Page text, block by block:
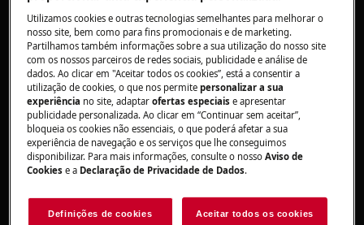
provenientes de arestas afiadas.
AVISO!RISCO DE LESÃO OCULAR
Utilizamos cookies e outras tecnologias semelhantes para melhorar o
nosso site, bem como para fins promocionais e de marketing.
Partilhamos também informações sobre a sua utilização do nosso site
com os nossos parceiros de redes sociais, publicidade e análise de
dados. Ao clicar em "Aceitar todos os cookies”, está a consentir a
utilização de cookies, o que nos permitepersonalizar a sua
experiência no site, adaptarofertas especiaise apresentar
publicidade personalizada. Ao clicar em “Continuar sem aceitar”,
bloqueia os cookies não essenciais, o que poderá afetar a sua
experiência de navegação e os serviços que lhe conseguimos
disponibilizar. Para mais informações, consulte o nossoAviso de
Cookies e a Declaração de Privacidade de Dados.
Definições de cookies Aceitar todos os cookies